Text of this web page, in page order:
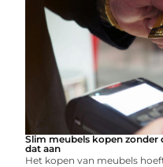
Slim meubels kopen zonder
dat aan
Het kopen van meubels